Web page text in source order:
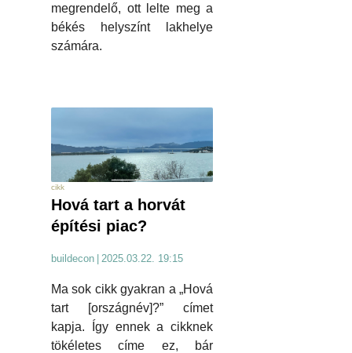
megrendelő, ott lelte meg a
békés helyszínt lakhelye
számára.
cikk
Hová tart a horvát
építési piac?
buildecon | 2025.03.22. 19:15
Ma sok cikk gyakran a „Hová
tart [országnév]?” címet
kapja. Így ennek a cikknek
tökéletes címe ez, bár